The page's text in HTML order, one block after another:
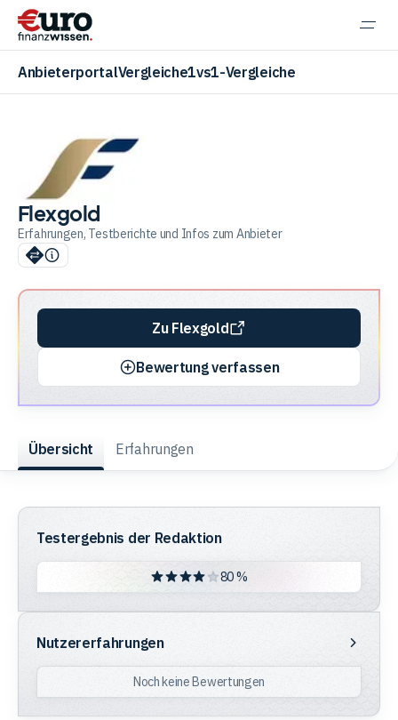
AnbieterportalVergleiche1vs1-Vergleiche
Aktien
ETF
Krypto
Finanzen
Anleihen
Flexgold
Erfahrungen, Testberichte und Infos zum Anbieter
Übersicht Erfahrungen
Zu Flexgold
Bewertung verfassen
Testergebnis der Redaktion
80 %
Nutzererfahrungen
Nutzererfahrungen
Noch keine Bewertungen